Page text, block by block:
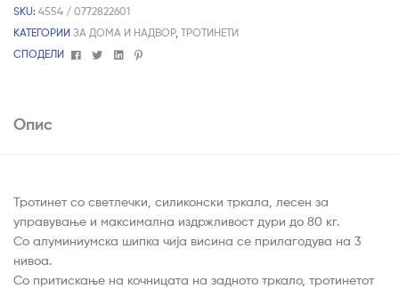
SKU: 4554 / 0772822601
КАТЕГОРИИ ЗА ДОМА И НАДВОР, ТРОТИНЕТИ
СПОДЕЛИ
FacebookTwitterLinkedin
Pinterest
Опис
Тротинет со светлечки, силиконски тркала, лесен за
управување и максимална издржливост дури до 80 кг.
Со алуминиумска шипка чија висина се прилагодува на 3
нивоа.
Со притискање на кочницата на задното тркало, тротинетот